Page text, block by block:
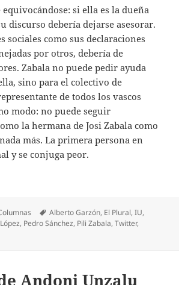
si ella es la dueña
discurso debería dejarse asesorar.
sociales como sus declaraciones
por otros, debería de
Zabala no puede pedir ayuda
sino para el colectivo de
de todos los vascos
modo: no puede seguir
la hermana de Josi Zabala como
más. La primera persona en
y se conjuga peor.
Etiquetas
Alberto Garzón, El Plural,IU,
, Pedro Sánchez, Pili Zabala,Twitter,
Andoni Unzalu